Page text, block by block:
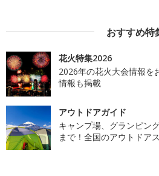
おすすめ特
花火特集2026
2026年の花火大会情報を
情報も掲載
アウトドアガイド
キャンプ場、グランピン
まで！全国のアウトドア